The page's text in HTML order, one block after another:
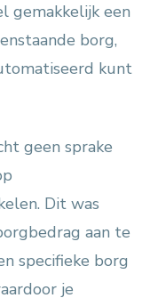
gemakkelijk een
borg,
kunt
geen sprake
Dit was
aan te
specifieke borg
je